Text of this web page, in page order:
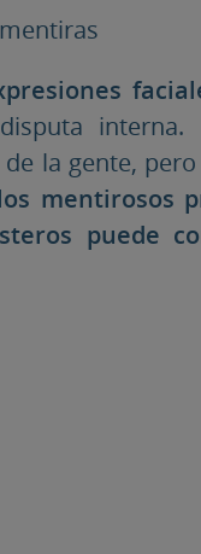
interna.
la gente,
mentirosos
puede